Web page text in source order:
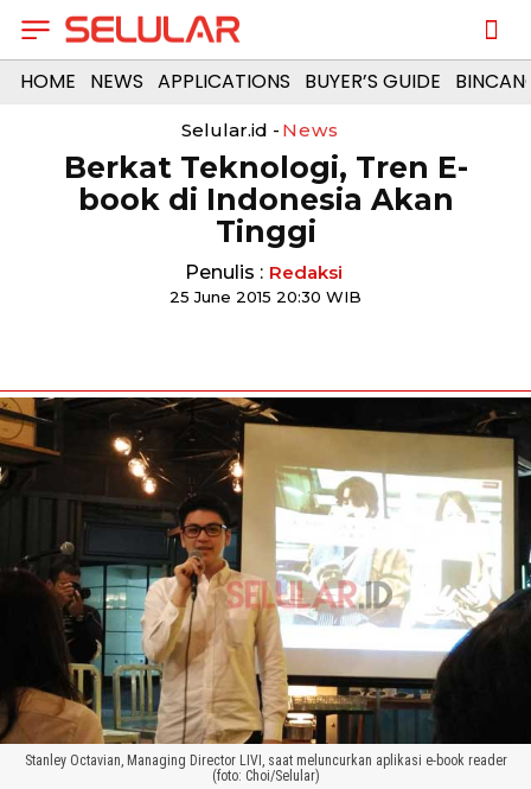
HOME NEWS APPLICATIONS BUYER’S GUIDE
Selular.id - News
Berkat Teknologi, Tren E-
book di Indonesia Akan
Tinggi
Penulis : Redaksi
25 June 2015 20:30 WIB
Stanley Octavian, Managing Director LIVI, saat meluncurkan aplikasi e-book reader
(foto: Choi/Selular)